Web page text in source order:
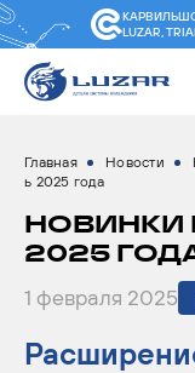
LUZAR,
Главная Новости
ь 2025 года
НОВИНКИ
2025
1 февраля 2025